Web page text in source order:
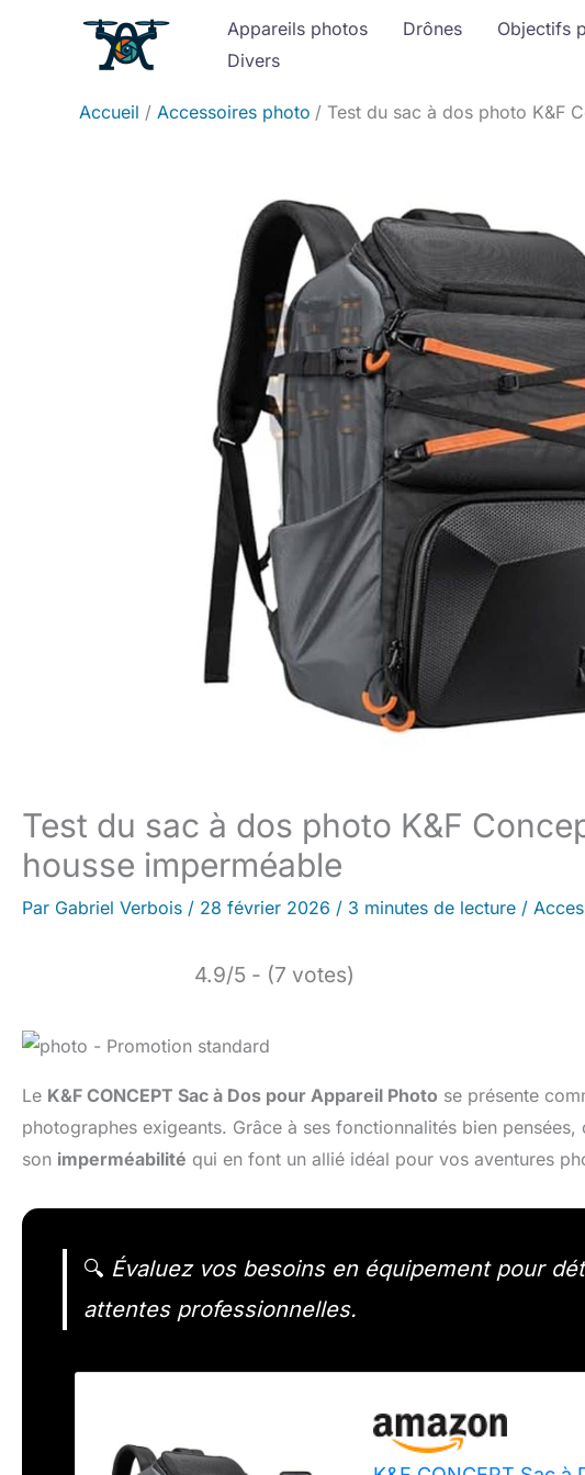
Appareils photos Drônes Objectifs
Divers
Accueil Accessoires photo Test du sac à dos photo K&F
Test du sac à dos photo K&F
housse imperméable
Par Gabriel Verbois / 28 février 2026 / 3 minutes de lecture /
4.9/5 - (7 votes)
Le K&F CONCEPT Sac à Dos pour Appareil Photo se présente
photographes exigeants. Grâce à ses fonctionnalités bien
son imperméabilité qui en font un allié idéal pour vos aventures
🔍 Évaluez vos besoins en équipement pour
attentes professionnelles.